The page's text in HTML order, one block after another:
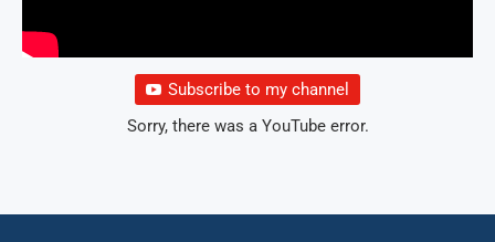
Subscribe to my channel
Sorry, there was a YouTube error.